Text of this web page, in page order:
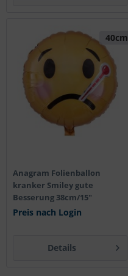
40cm
Anagram Folienballon
kranker Smiley gute
Besserung 38cm/15"
Preis nach Login
Details